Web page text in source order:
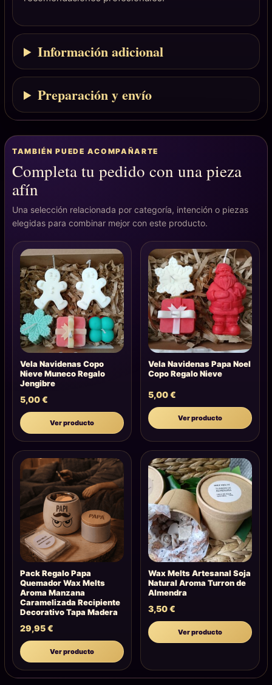
Información adicional
Preparación y envío
TAMBIÉN PUEDE ACOMPAÑARTE
Completa tu pedido con una pieza
afín
Una selección relacionada por categoría, intención o piezas
elegidas para combinar mejor con este producto.
Vela Navidenas Copo
Nieve Muneco Regalo
Jengibre
5,00€
Ver producto
Vela Navidenas Papa Noel
Copo Regalo Nieve
5,00€
Ver producto
Pack Regalo Papa
Quemador Wax Melts
Aroma Manzana
Caramelizada Recipiente
Decorativo Tapa Madera
29,95€
Ver producto
Wax Melts Artesanal Soja
Natural Aroma Turron de
Almendra
3,50€
Ver producto